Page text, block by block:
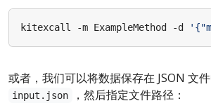
kitexcall -m ExampleMethod -d
或者，我们可以将数据保存在 JSON 文
input.json ，然后指定文件路径：